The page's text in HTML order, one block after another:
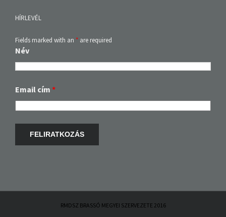
HÍRLEVÉL
Fields marked with an * are required
Név
Email cím *
RMDSZ BRASSÓ MEGYEI SZERVEZETE 2016